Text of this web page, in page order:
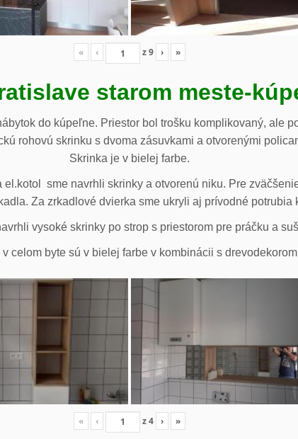
« ‹ z9 › »
starom meste-
do kúpeľne. Priestor bol trošku komplikovaný, ale
rohovú skrinku s dvoma zásuvkami a otvorenými
Skrinka je v bielej farbe.
el.kotol sme navrhli skrinky a otvorenú niku. Pre
Za zrkadlové dvierka sme ukryli aj prívodné potrubia
vysoké skrinky po strop s priestorom pre práčku a
v celom byte sú v bielej farbe v kombinácii s
« ‹ z4 › »